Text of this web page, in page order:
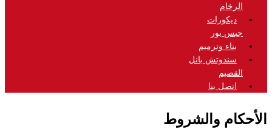
الرخام
ديكورات
جبس بور
بناء وترميم
سندوتش بانل
القصيم
اتصل بنا
الأحكام والشروط